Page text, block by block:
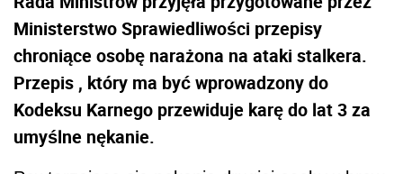
Ministerstwo Sprawiedliwości przepisy
chroniące osobę narażona na ataki stalkera.
Przepis , który ma być wprowadzony do
Kodeksu Karnego przewiduje karę do lat 3 za
umyślne nękanie.